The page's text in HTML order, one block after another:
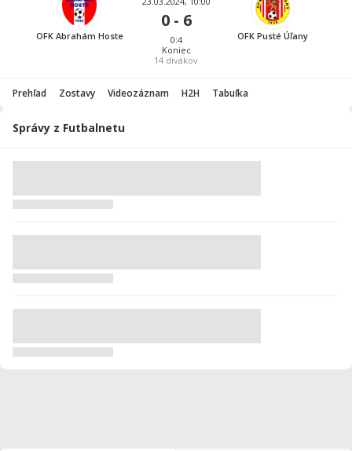
OFK Abrahám Hoste
0 - 6
0:4
Koniec
14 divákov
OFK Pusté Úľany
Prehľad Zostavy Videozáznam H2H Tabuľka
Správy z Futbalnetu